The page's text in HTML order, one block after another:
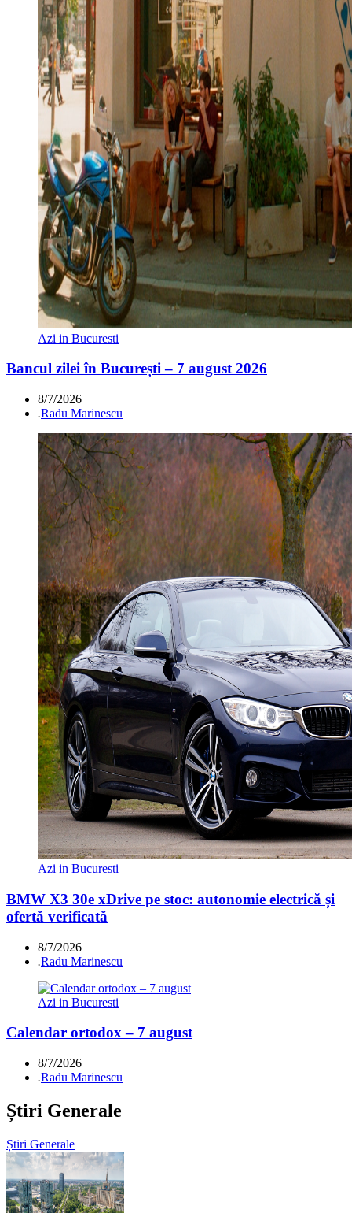
Azi in Bucuresti
Bancul zilei în București – 7 august 2026
8/7/2026
.Radu Marinescu
Azi in Bucuresti
BMW X3 30e xDrive pe stoc: autonomie electrică și
ofertă verificată
8/7/2026
.Radu Marinescu
Azi in Bucuresti
Calendar ortodox – 7 august
8/7/2026
.Radu Marinescu
Știri Generale
Știri Generale